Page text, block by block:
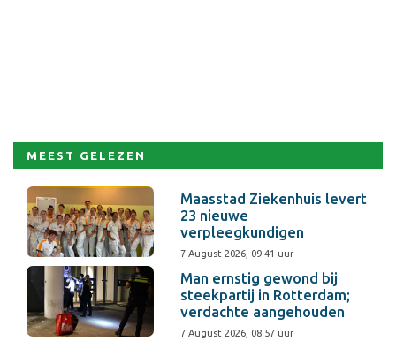
MEEST GELEZEN
Maasstad Ziekenhuis levert
23 nieuwe
verpleegkundigen
7 August 2026, 09:41 uur
Man ernstig gewond bij
steekpartij in Rotterdam;
verdachte aangehouden
7 August 2026, 08:57 uur